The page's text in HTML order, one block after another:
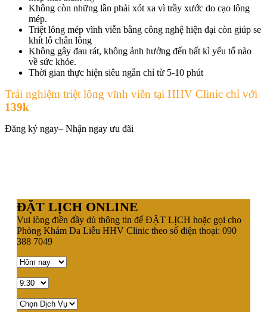
Không còn những lần phải xót xa vì trầy xước do cạo lông
mép.
Triệt lông mép vĩnh viễn bằng công nghệ hiện đại còn giúp se
khít lỗ chân lông
Không gây đau rát, không ảnh hưởng đến bất kì yếu tố nào
về sức khỏe.
Thời gian thực hiện siêu ngắn chỉ từ 5-10 phút
Trải nghiệm triệt lông vĩnh viễn tại HHV Clinic chỉ với
139k
Đăng ký ngay– Nhận ngay ưu đãi
ĐẶT LỊCH ONLINE
Vui lòng điền đầy dủ thông tin để ĐẶT LỊCH hoặc gọi cho
Phòng Khám Da Liễu HHV Clinic theo số điện thoại: 090
388 7049